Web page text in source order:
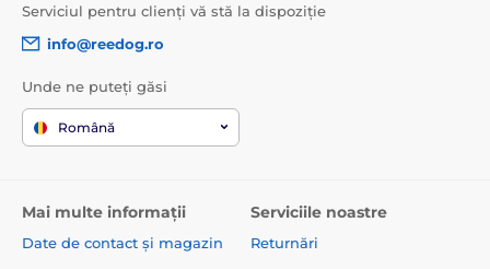
Serviciul pentru clienți vă stă la dispoziție
info@reedog.ro
Unde ne puteți găsi
Română
Mai multe informații
Date de contact și magazin
Serviciile noastre
Returnări